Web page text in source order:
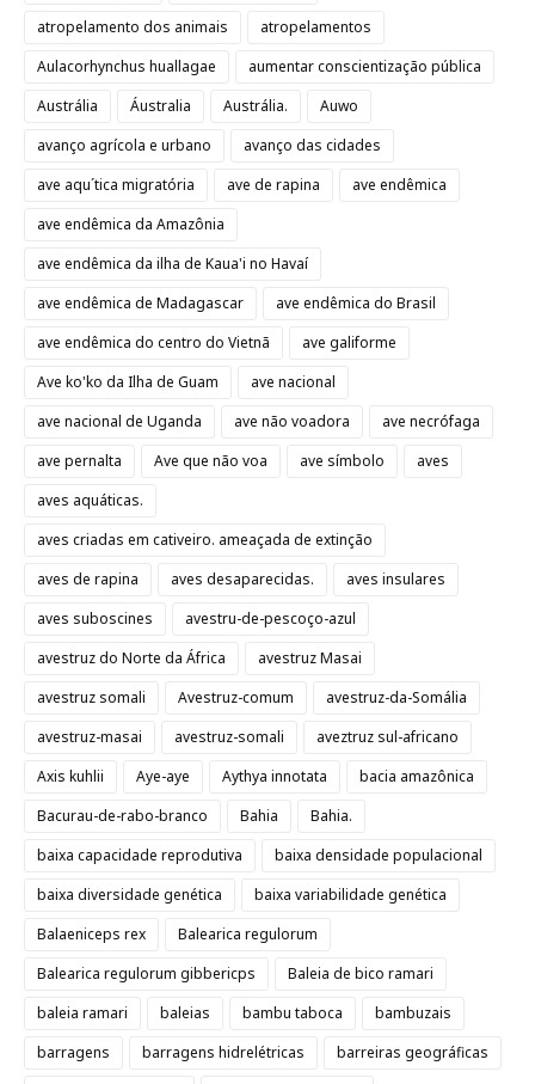
atropelamento dos animais
atropelamentos
Aulacorhynchus huallagae
aumentar conscientização pública
Austrália
Áustralia Austrália.
Auwo
avanço agrícola e urbano
avanço das cidades
ave aqu´tica migratória
ave de rapina
ave endêmica
ave endêmica da Amazônia
ave endêmica da ilha de Kaua'i no Havaí
ave endêmica de Madagascar
ave endêmica do Brasil
ave endêmica do centro do Vietnã
ave galiforme
Ave ko'ko da Ilha de Guam
ave nacional
ave nacional de Uganda
ave não voadora
ave necrófaga
ave pernalta
Ave que não voa ave símbolo
aves
aves aquáticas.
aves criadas em cativeiro. ameaçada de extinção
aves de rapina
aves desaparecidas.
aves insulares
aves suboscines
avestru-de-pescoço-azul
avestruz do Norte da África
avestruz Masai
avestruz somali
Avestruz-comum
avestruz-da-Somália
avestruz-masai
avestruz-somali
aveztruz sul-africano
Axis kuhlii
Aye-aye Aythya innotata
bacia amazônica
Bacurau-de-rabo-branco
Bahia
Bahia.
baixa capacidade reprodutiva
baixa densidade populacional
baixa diversidade genética
baixa variabilidade genética
Balaeniceps rex
Balearica regulorum
Balearica regulorum gibbericps
Baleia de bico ramari
baleia ramari
baleias bambu taboca
bambuzais
barragens
barragens hidrelétricas
barreiras geográficas